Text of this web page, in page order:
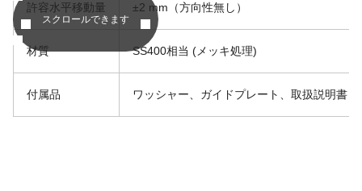
スクロールできます
許容水平移動量 ±2 mm（方向性無し）
材質 SS400相当 (メッキ処理)
付属品 ワッシャー、ガイドプレート、取扱説明書